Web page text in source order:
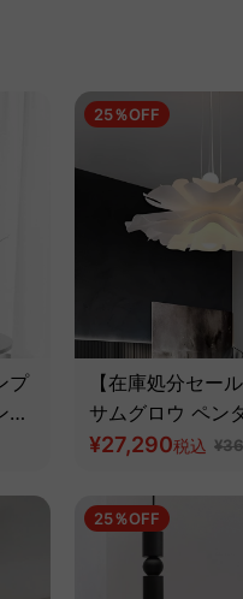
プ
グ
25％OFF
【在庫処分セー
サムグロウ ペン
ト
¥27,290税込
25％OFF